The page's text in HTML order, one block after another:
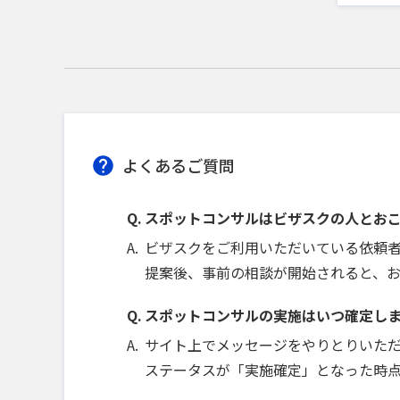
よくあるご質問
スポットコンサルはビザスクの人とお
ビザスクをご利用いただいている依頼
提案後、事前の相談が開始されると、
スポットコンサルの実施はいつ確定し
サイト上でメッセージをやりとりいた
ステータスが「実施確定」となった時